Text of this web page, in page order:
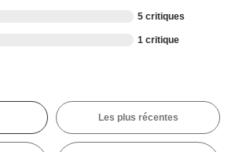
5 critiques
1 critique
Les plus récentes